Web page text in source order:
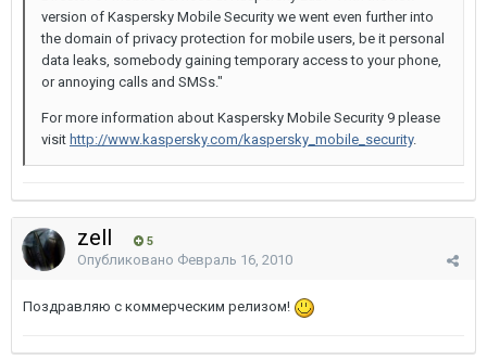
version of Kaspersky Mobile Security we went even further into
the domain of privacy protection for mobile users, be it personal
data leaks, somebody gaining temporary access to your phone,
or annoying calls and SMSs."
For more information about Kaspersky Mobile Security 9 please
visit http://www.kaspersky.com/kaspersky_mobile_security.
zell 5
Опубликовано Февраль 16, 2010
Поздравляю с коммерческим релизом!